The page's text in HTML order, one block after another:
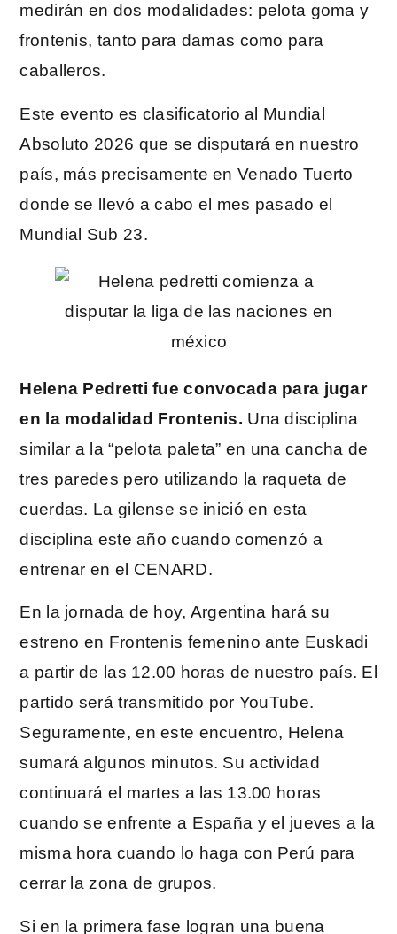
medirán en dos modalidades: pelota goma y
frontenis, tanto para damas como para
caballeros.
Este evento es clasificatorio al Mundial
Absoluto 2026 que se disputará en nuestro
país, más precisamente en Venado Tuerto
donde se llevó a cabo el mes pasado el
Mundial Sub 23.
Helena Pedretti fue convocada para jugar
en la modalidad Frontenis. Una disciplina
similar a la “pelota paleta” en una cancha de
tres paredes pero utilizando la raqueta de
cuerdas. La gilense se inició en esta
disciplina este año cuando comenzó a
entrenar en el CENARD.
En la jornada de hoy, Argentina hará su
estreno en Frontenis femenino ante Euskadi
a partir de las 12.00 horas de nuestro país. El
partido será transmitido por YouTube.
Seguramente, en este encuentro, Helena
sumará algunos minutos. Su actividad
continuará el martes a las 13.00 horas
cuando se enfrente a España y el jueves a la
misma hora cuando lo haga con Perú para
cerrar la zona de grupos.
Si en la primera fase logran una buena